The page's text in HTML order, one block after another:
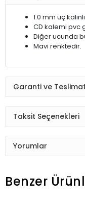
1.0 mm uç
CD kalemi pvc
Diğer ucunda
Mavi renktedir.
Garanti ve Teslimat
Taksit Seçenekleri
Yorumlar
Benzer